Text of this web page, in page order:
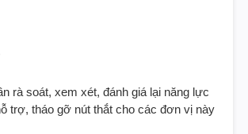
rà soát, xem xét, đánh giá lại năng lực
trợ, tháo gỡ nút thắt cho các đơn vị này